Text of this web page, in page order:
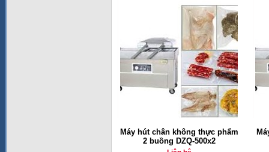
Máy hút chân không thực phẩm
2 buồng DZQ-500x2